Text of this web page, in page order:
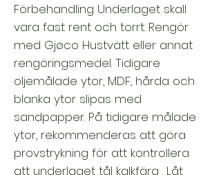
Förbehandling Underlaget skall
vara fast rent och torrt. Rengör
med Gjøco Hustvätt eller annat
rengöringsmedel. Tidigare
oljemålade ytor, MDF, hårda och
blanka ytor slipas med
sandpapper. På tidigare målade
ytor, rekommenderas att göra
provstrykning för att kontrollera
att underlaget tål kalkfärg . Låt